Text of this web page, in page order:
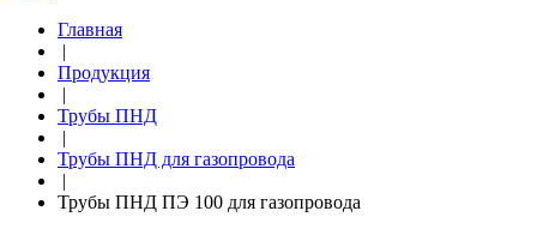
Главная
|
Продукция
|
Трубы ПНД
|
Трубы ПНД для газопровода
|
Трубы ПНД ПЭ 100 для газопровода